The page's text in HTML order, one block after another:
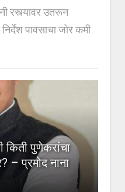
रस्त्यावर उतरून
पावसाचा जोर कमी
पुणेकरांचा
– प्रमोद नाना